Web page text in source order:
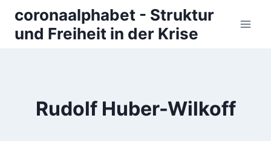
Inhalt
springen
coronaalphabet - Struktur
und Freiheit in der Krise
Rudolf Huber-Wilkoff